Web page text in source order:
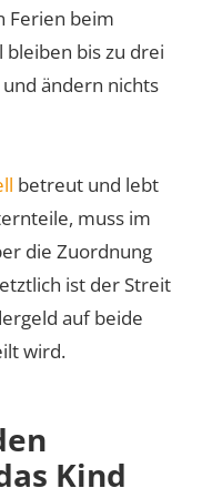
Ferien beim
bis zu drei
ändern nichts
betreut und lebt
muss im
die Zuordnung
ist der Streit
auf beide
wird.
Kind